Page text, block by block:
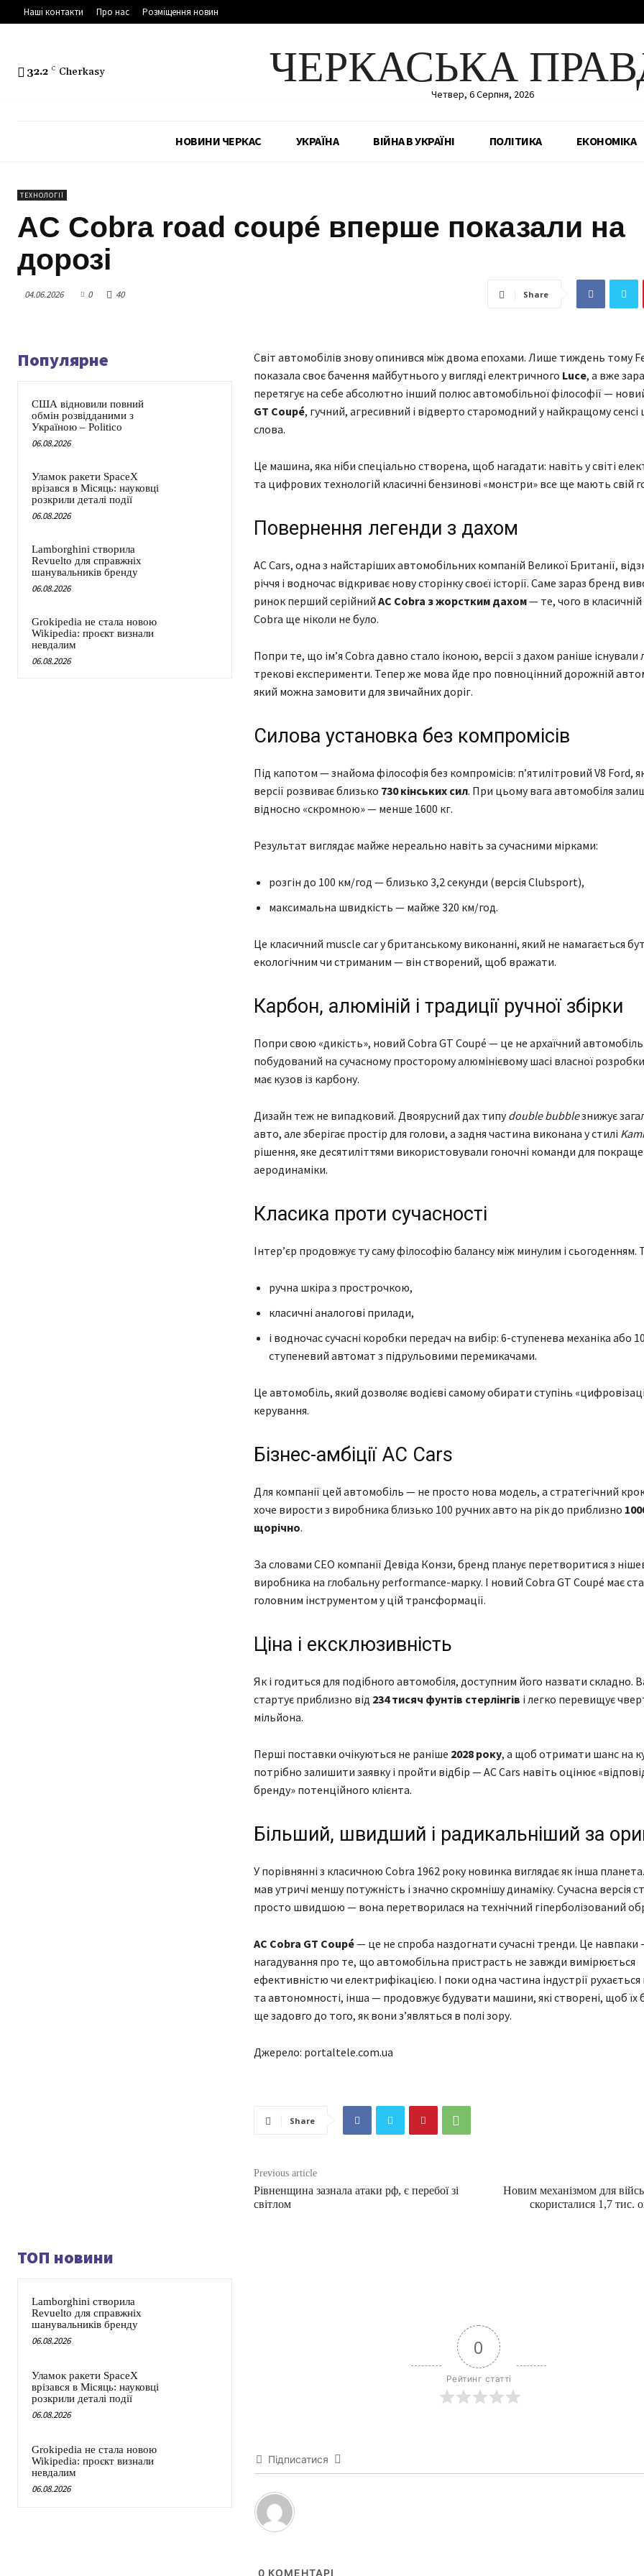
Наші контакти Про нас Розміщення новин
32.2 C Cherkasy ЧЕРКАСЬКА
Четвер, 6 Серпня, 2026
НОВИНИ ЧЕРКАС УКРАЇНА ВІЙНА В УКРАЇНІ ПОЛІТИКА ЕКОНОМІКА
ТЕХНОЛОГІЇ
AC Cobra road coupé вперше показали на
дорозі
04.06.2026 0 40 Share
Популярне
США відновили повний
обмін розвідданими з
Україною – Politico
06.08.2026
Уламок ракети SpaceX
врізався в Місяць: науковці
розкрили деталі події
06.08.2026
Lamborghini створила
Revuelto для справжніх
шанувальників бренду
06.08.2026
Grokipedia не стала новою
Wikipedia: проєкт визнали
невдалим
06.08.2026
Світ автомобілів знову опинився між двома епохами. Лише тиждень тому
показала своє бачення майбутнього у вигляді електричного Luce, а вже
перетягує на себе абсолютно інший полюс автомобільної філософії —
GT Coupé, гучний, агресивний і відверто старомодний у найкращому сенсі
слова.
Це машина, яка ніби спеціально створена, щоб нагадати: навіть у світі
та цифрових технологій класичні бензинові «монстри» все ще мають свій
Повернення легенди з дахом
AC Cars, одна з найстаріших автомобільних компаній Великої Британії,
річчя і водночас відкриває нову сторінку своєї історії. Саме зараз бренд
ринок перший серійний AC Cobra з жорстким дахом— те, чого в класичній
Cobra ще ніколи не було.
Попри те, що ім’я Cobra давно стало іконою, версії з дахом раніше існували
трекові експерименти. Тепер же мова йде про повноцінний дорожній
який можна замовити для звичайних доріг.
Силова установка без компромісів
Під капотом — знайома філософія без компромісів: п’ятилітровий V8 Ford,
версії розвиває близько 730 кінських сил. При цьому вага автомобіля
відносно «скромною» — менше 1600 кг.
Результат виглядає майже нереально навіть за сучасними мірками:
розгін до 100 км/год — близько 3,2 секунди (версія Clubsport),
максимальна швидкість — майже 320 км/год.
Це класичний muscle car у британському виконанні, який не намагається
екологічним чи стриманим — він створений, щоб вражати.
Карбон, алюміній і традиції ручної збірки
Попри свою «дикість», новий Cobra GT Coupé — це не архаїчний
побудований на сучасному просторому алюмінієвому шасі власної розробки
має кузов із карбону.
Дизайн теж не випадковий. Двоярусний дах типуdouble bubbleзнижує
авто, але зберігає простір для голови, а задня частина виконана у стилі
рішення, яке десятиліттями використовували гоночні команди для
аеродинаміки.
Класика проти сучасності
Інтер’єр продовжує ту саму філософію балансу між минулим і сьогоденням.
ручна шкіра з прострочкою,
класичні аналогові прилади,
і водночас сучасні коробки передач на вибір: 6-ступенева механіка або
ступеневий автомат з підрульовими перемикачами.
Це автомобіль, який дозволяє водієві самому обирати ступінь
керування.
Бізнес-амбіції AC Cars
Для компанії цей автомобіль — не просто нова модель, а стратегічний
хоче вирости з виробника близько 100 ручних авто на рік до приблизно
щорічно.
За словами CEO компанії Девіда Конзи, бренд планує перетворитися з
виробника на глобальну performance-марку. І новий Cobra GT Coupé має
головним інструментом у цій трансформації.
Ціна і ексклюзивність
Як і годиться для подібного автомобіля, доступним його назвати складно.
стартує приблизно від 234 тисяч фунтів стерлінгів і легко перевищує
мільйона.
Перші поставки очікуються не раніше 2028 року, а щоб отримати шанс на
потрібно залишити заявку і пройти відбір — AC Cars навіть оцінює
бренду» потенційного клієнта.
Більший, швидший і радикальніший за
У порівнянні з класичною Cobra 1962 року новинка виглядає як інша
мав утричі меншу потужність і значно скромнішу динаміку. Сучасна версія
просто швидшою — вона перетворилася на технічний гіперболізований
AC Cobra GT Coupé— це не спроба наздогнати сучасні тренди. Це навпаки
нагадування про те, що автомобільна пристрасть не завжди вимірюється
ефективністю чи електрифікацією. І поки одна частина індустрії рухається
та автономності, інша — продовжує будувати машини, які створені, щоб їх
ще задовго до того, як вони з’являться в полі зору.
Джерело: portaltele.com.ua
Share
Previous article
Рівненщина зазнала атаки рф, є перебої зі
світлом
Новим механізмом для
скористалися 1,7 тис.
ТОП новини
Lamborghini створила
Revuelto для справжніх
шанувальників бренду
06.08.2026
Уламок ракети SpaceX
врізався в Місяць: науковці
розкрили деталі події
06.08.2026
Grokipedia не стала новою
Wikipedia: проєкт визнали
невдалим
06.08.2026
0
Рейтинг статті
Підписатися
0 КОМЕНТАРІ